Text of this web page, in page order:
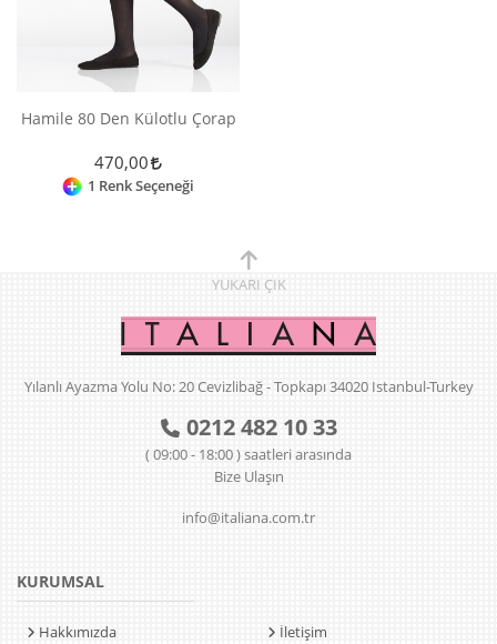
Hamile 80 Den Külotlu Çorap
470,00
1 Renk Seçeneği
YUKARI ÇIK
Yılanlı Ayazma Yolu No: 20 Cevizlibağ - Topkapı 34020 Istanbul-Turkey
0212 482 10 33
( 09:00 - 18:00 ) saatleri arasında
Bize Ulaşın
info@italiana.com.tr
KURUMSAL
Hakkımızda
İletişim